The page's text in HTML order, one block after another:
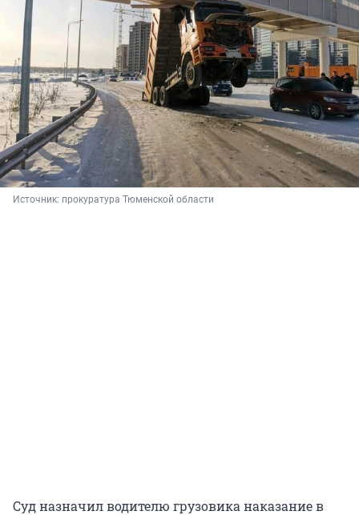
Источник: прокуратура Тюменской области
Суд назначил водителю грузовика наказание в